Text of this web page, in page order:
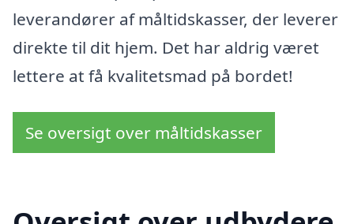
leverandører af måltidskasser, der leverer
direkte til dit hjem. Det har aldrig været
lettere at få kvalitetsmad på bordet!
Se oversigt over måltidskasser